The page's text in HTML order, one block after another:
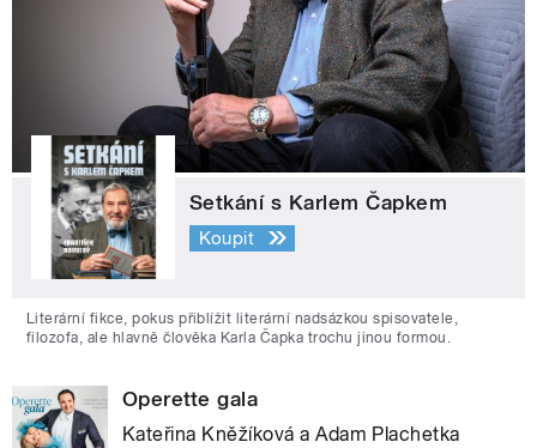
Setkání s Karlem Čapkem
Koupit
Literární fikce, pokus přiblížit literární nadsázkou spisovatele,
filozofa, ale hlavně člověka Karla Čapka trochu jinou formou.
Operette gala
Kateřina Kněžíková a Adam Plachetka